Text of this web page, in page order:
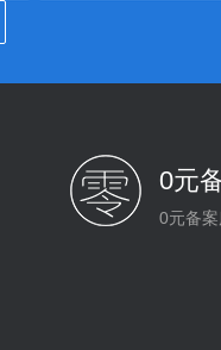
0元
0元备